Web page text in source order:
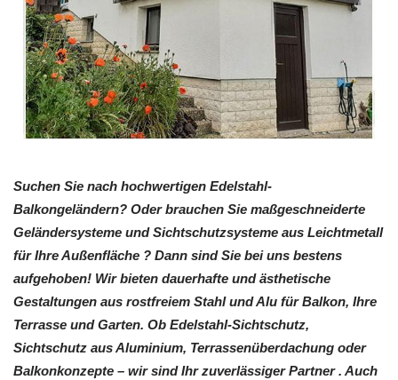
Suchen Sie nach hochwertigen Edelstahl-
Balkongeländern? Oder brauchen Sie maßgeschneiderte
Geländersysteme und Sichtschutzsysteme aus Leichtmetall
für Ihre Außenfläche ? Dann sind Sie bei uns bestens
aufgehoben! Wir bieten dauerhafte und ästhetische
Gestaltungen aus rostfreiem Stahl und Alu für Balkon, Ihre
Terrasse und Garten. Ob Edelstahl-Sichtschutz,
Sichtschutz aus Aluminium, Terrassenüberdachung oder
Balkonkonzepte – wir sind Ihr zuverlässiger Partner . Auch